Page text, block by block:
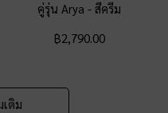
คู่รุ่น Arya-สีครีม
฿2,790.00
ติม